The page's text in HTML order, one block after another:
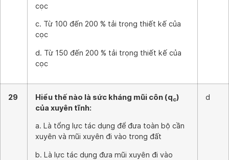
cọc
c. Từ 100 đến 200 % tải trọng thiết kế của
cọc
d. Từ 150 đến 200 % tải trọng thiết kế của
cọc
29 Hiểu thế nào là sức kháng mũi côn (qc)
của xuyên tĩnh:
a. Là tổng lực tác dụng để đưa toàn bộ cần
xuyên và mũi xuyên đi vào trong đất
b. Là lực tác dụng đưa mũi xuyên đi vào
d